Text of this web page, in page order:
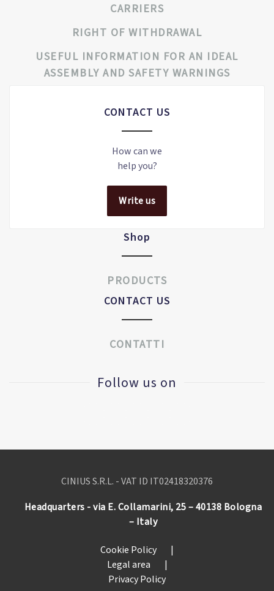
CARRIERS
RIGHT OF WITHDRAWAL
USEFUL INFORMATION FOR AN IDEAL
ASSEMBLY AND SAFETY WARNINGS
CONTACT US
How can we
help you?
Write us
Shop
PRODUCTS
CONTACT US
CONTATTI
Follow us on
CINIUS S.R.L. - VAT ID IT02418320376
Headquarters - via E. Collamarini, 25 – 40138 Bologna
– Italy
Cookie Policy
|
Legal area
|
Privacy Policy